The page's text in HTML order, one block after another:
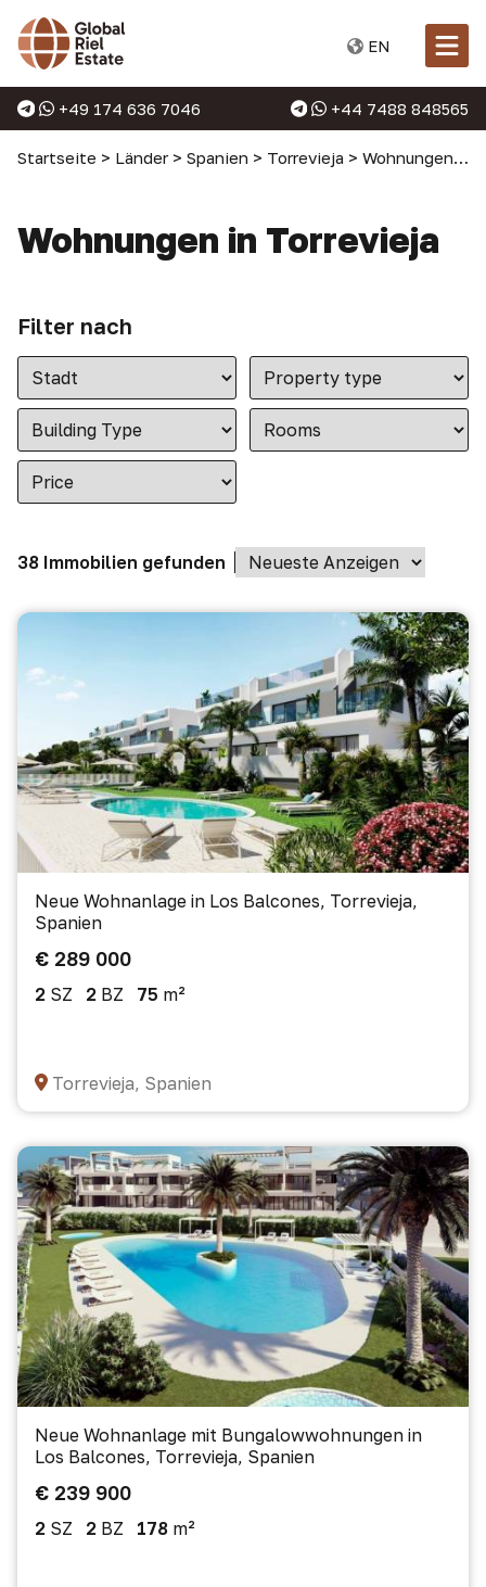
EN
+49 174 636 7046 +44 7488 848565
Startseite > Länder > Spanien > Torrevieja > Wohnungen in Torrevieja
Wohnungen in Torrevieja
Filter nach
38 Immobilien gefunden
Neue Wohnanlage in Los Balcones, Torrevieja,
Spanien
€ 289 000
2 SZ 2 BZ 75 m²
Torrevieja, Spanien
Neue Wohnanlage mit Bungalowwohnungen in
Los Balcones, Torrevieja, Spanien
€ 239 900
2 SZ 2 BZ 178 m²